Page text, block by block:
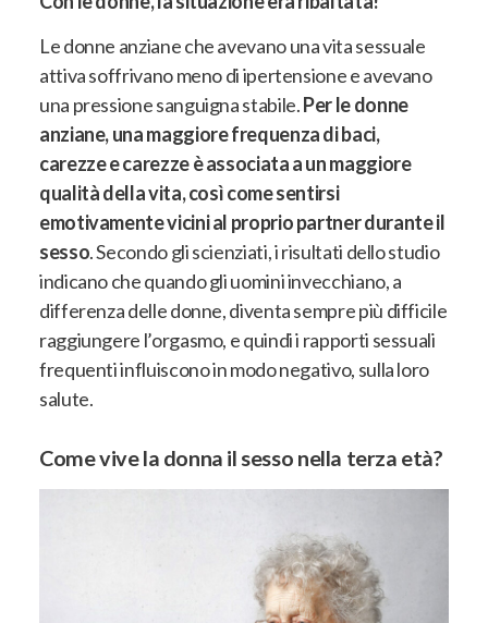
Le donne anziane che avevano una vita sessuale
attiva soffrivano meno di ipertensione e avevano
una pressione sanguigna stabile.Per le donne
anziane, una maggiore frequenza di baci,
carezze e carezze è associata a un maggiore
qualità della vita, così come sentirsi
emotivamente vicini al proprio partner durante il
sesso. Secondo gli scienziati, i risultati dello studio
indicano che quando gli uomini invecchiano,a
differenza delle donne, diventa sempre più difficile
raggiungere l’orgasmo, e quindi i rapporti sessuali
frequenti influiscono in modo negativo, sulla loro
salute.
Come vive la donna il sesso nella terza età?